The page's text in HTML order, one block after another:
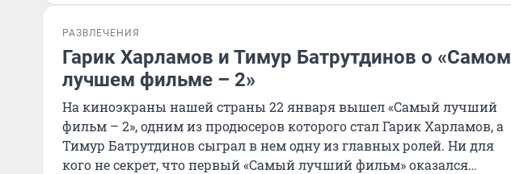
РАЗВЛЕЧЕНИЯ
Гарик Харламов и Тимур Батрутдинов о «Самом
лучшем фильме – 2»
На киноэкраны нашей страны 22 января вышел «Самый лучший
фильм – 2», одним из продюсеров которого стал Гарик Харламов, а
Тимур Батрутдинов сыграл в нем одну из главных ролей. Ни для
кого не секрет, что первый «Самый лучший фильм» оказался